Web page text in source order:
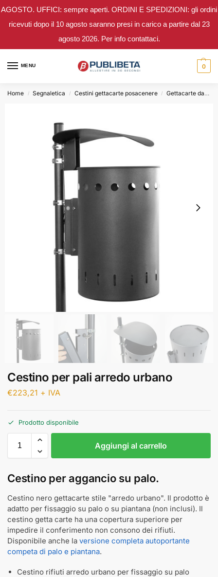
AGOSTO. UFFICI: sempre aperti. ORDINI E SPEDIZIONI: gli ordini
ricevuti dopo il 10 agosto saranno presi in carico a partire dal 23
agosto 2026. Per info contattaci.
MENU 0
Home / Segnaletica / Cestini gettacarte posacenere / Gettacarte da esterno
Cestino per pali arredo urbano
€223,21 + IVA
Prodotto disponibile
Aggiungi al carrello
Cestino per aggancio su palo.
Cestino nero gettacarte stile "arredo urbano". Il prodotto è
adatto per fissaggio su palo o su piantana (non inclusi). Il
cestino getta carte ha una copertura superiore per
impedire il conferimento non consono dei rifiuti.
Disponibile anche la versione completa autoportante
competa di palo e piantana.
Cestino rifiuti arredo urbano per fissaggio su palo